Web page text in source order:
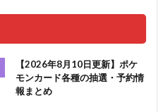
【2026年8月10日更新】ポケ
モンカード各種の抽選・予約情
報まとめ